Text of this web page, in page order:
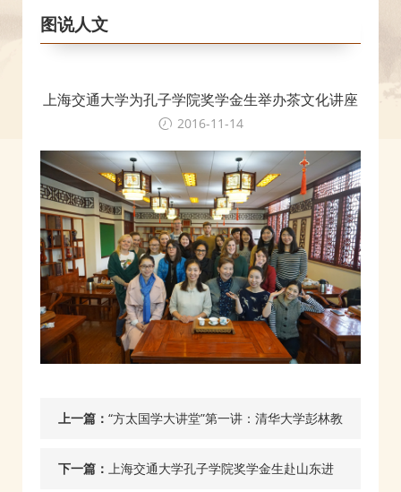
图说人文
上海交通大学为孔子学院奖学金生举办茶文化讲座
2016-11-14
上一篇： “方太国学大讲堂”第一讲：清华大学彭林教
授开讲
下一篇： 上海交通大学孔子学院奖学金生赴山东进